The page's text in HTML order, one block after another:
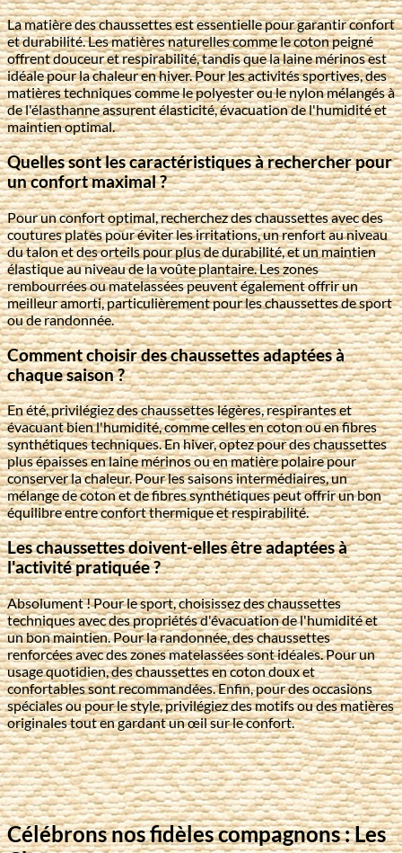
La matière des chaussettes est essentielle pour garantir confort
et durabilité. Les matières naturelles comme le coton peigné
offrent douceur et respirabilité, tandis que la laine mérinos est
idéale pour la chaleur en hiver. Pour les activités sportives, des
matières techniques comme le polyester ou le nylon mélangés à
de l'élasthanne assurent élasticité, évacuation de l'humidité et
maintien optimal.
Quelles sont les caractéristiques à rechercher pour
un confort maximal ?
Pour un confort optimal, recherchez des chaussettes avec des
coutures plates pour éviter les irritations, un renfort au niveau
du talon et des orteils pour plus de durabilité, et un maintien
élastique au niveau de la voûte plantaire. Les zones
rembourrées ou matelassées peuvent également offrir un
meilleur amorti, particulièrement pour les chaussettes de sport
ou de randonnée.
Comment choisir des chaussettes adaptées à
chaque saison ?
En été, privilégiez des chaussettes légères, respirantes et
évacuant bien l'humidité, comme celles en coton ou en fibres
synthétiques techniques. En hiver, optez pour des chaussettes
plus épaisses en laine mérinos ou en matière polaire pour
conserver la chaleur. Pour les saisons intermédiaires, un
mélange de coton et de fibres synthétiques peut offrir un bon
équilibre entre confort thermique et respirabilité.
Les chaussettes doivent-elles être adaptées à
l'activité pratiquée ?
Absolument ! Pour le sport, choisissez des chaussettes
techniques avec des propriétés d'évacuation de l'humidité et
un bon maintien. Pour la randonnée, des chaussettes
renforcées avec des zones matelassées sont idéales. Pour un
usage quotidien, des chaussettes en coton doux et
confortables sont recommandées. Enfin, pour des occasions
spéciales ou pour le style, privilégiez des motifs ou des matières
originales tout en gardant un œil sur le confort.
Célébrons nos fidèles compagnons : Les